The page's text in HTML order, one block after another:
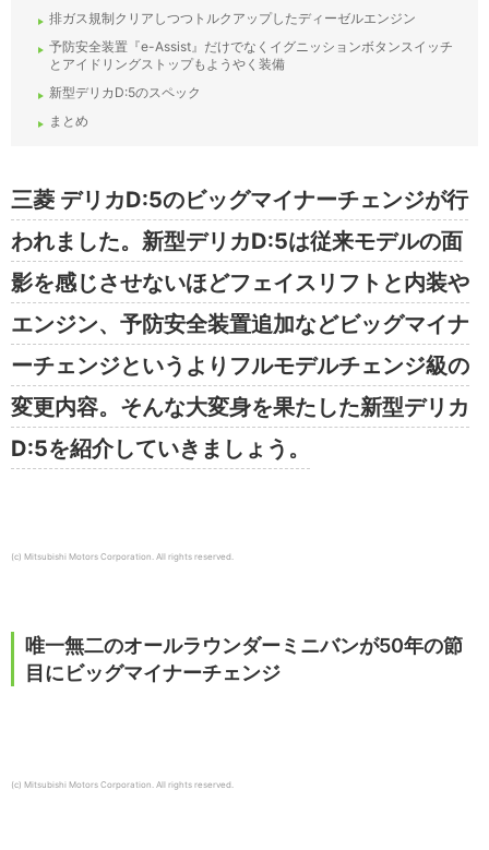
排ガス規制クリアしつつトルクアップしたディーゼルエンジン
予防安全装置『e-Assist』だけでなくイグニッションボタンスイッチ
とアイドリングストップもようやく装備
新型デリカD:5のスペック
まとめ
三菱 デリカD:5のビッグマイナーチェンジが行
われました。新型デリカD:5は従来モデルの面
影を感じさせないほどフェイスリフトと内装や
エンジン、予防安全装置追加などビッグマイナ
ーチェンジというよりフルモデルチェンジ級の
変更内容。そんな大変身を果たした新型デリカ
D:5を紹介していきましょう。
(c) Mitsubishi Motors Corporation. All rights reserved.
唯一無二のオールラウンダーミニバンが50年の節
目にビッグマイナーチェンジ
(c) Mitsubishi Motors Corporation. All rights reserved.